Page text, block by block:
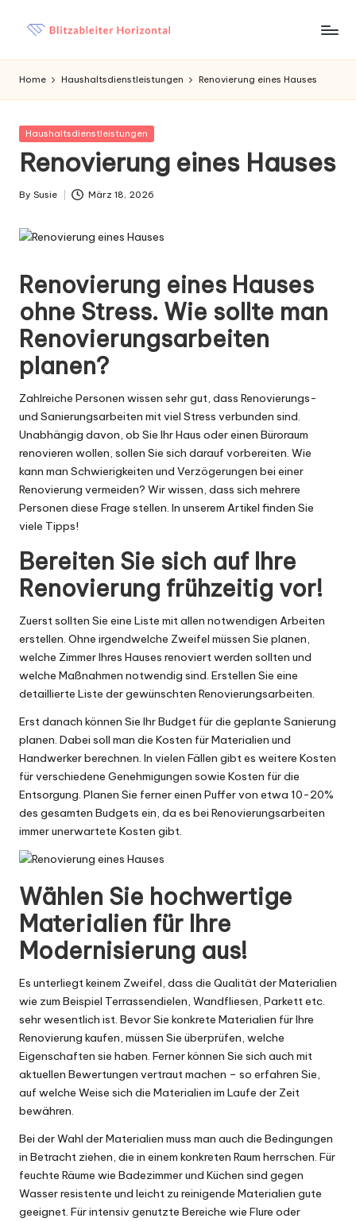
B
li
t
z
a
b
l
e
it
e
r
H
o
ri
z
o
n
t
a
l
Home Haushaltsdienstleistungen Renovierung eines Hauses
Posted
Haushaltsdienstleistungen
Renovierung eines Hauses
Posted
By Susie März 18, 2026
Renovierung eines Hauses
ohne Stress. Wie sollte man
Renovierungsarbeiten
planen?
Zahlreiche Personen wissen sehr gut, dass Renovierungs-
und Sanierungsarbeiten mit viel Stress verbunden sind.
Unabhängig davon, ob Sie Ihr Haus oder einen Büroraum
renovieren wollen, sollen Sie sich darauf vorbereiten. Wie
kann man Schwierigkeiten und Verzögerungen bei einer
Renovierung vermeiden? Wir wissen, dass sich mehrere
Personen diese Frage stellen. In unserem Artikel finden Sie
viele Tipps!
Bereiten Sie sich auf Ihre
Renovierung frühzeitig vor!
Zuerst sollten Sie eine Liste mit allen notwendigen Arbeiten
erstellen. Ohne irgendwelche Zweifel müssen Sie planen,
welche Zimmer Ihres Hauses renoviert werden sollten und
welche Maßnahmen notwendig sind. Erstellen Sie eine
detaillierte Liste der gewünschten Renovierungsarbeiten.
Erst danach können Sie Ihr Budget für die geplante Sanierung
planen. Dabei soll man die Kosten für Materialien und
Handwerker berechnen. In vielen Fällen gibt es weitere Kosten
für verschiedene Genehmigungen sowie Kosten für die
Entsorgung. Planen Sie ferner einen Puffer von etwa 10-20%
des gesamten Budgets ein, da es bei Renovierungsarbeiten
immer unerwartete Kosten gibt.
Wählen Sie hochwertige
Materialien für Ihre
Modernisierung aus!
Es unterliegt keinem Zweifel, dass die Qualität der Materialien
wie zum Beispiel Terrassendielen, Wandfliesen, Parkett etc.
sehr wesentlich ist. Bevor Sie konkrete Materialien für Ihre
Renovierung kaufen, müssen Sie überprüfen, welche
Eigenschaften sie haben. Ferner können Sie sich auch mit
aktuellen Bewertungen vertraut machen – so erfahren Sie,
auf welche Weise sich die Materialien im Laufe der Zeit
bewähren.
Bei der Wahl der Materialien muss man auch die Bedingungen
in Betracht ziehen, die in einem konkreten Raum herrschen. Für
feuchte Räume wie Badezimmer und Küchen sind gegen
Wasser resistente und leicht zu reinigende Materialien gute
geeignet. Für intensiv genutzte Bereiche wie Flure oder